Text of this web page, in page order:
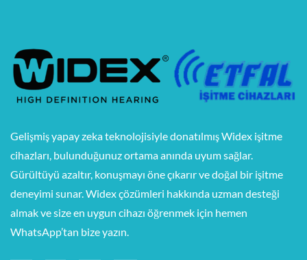
Gelişmiş yapay zeka teknolojisiyle donatılmış Widex işitme
cihazları, bulunduğunuz ortama anında uyum sağlar.
Gürültüyü azaltır, konuşmayı öne çıkarır ve doğal bir işitme
deneyimi sunar. Widex çözümleri hakkında uzman desteği
almak ve size en uygun cihazı öğrenmek için hemen
WhatsApp’tan bize yazın.